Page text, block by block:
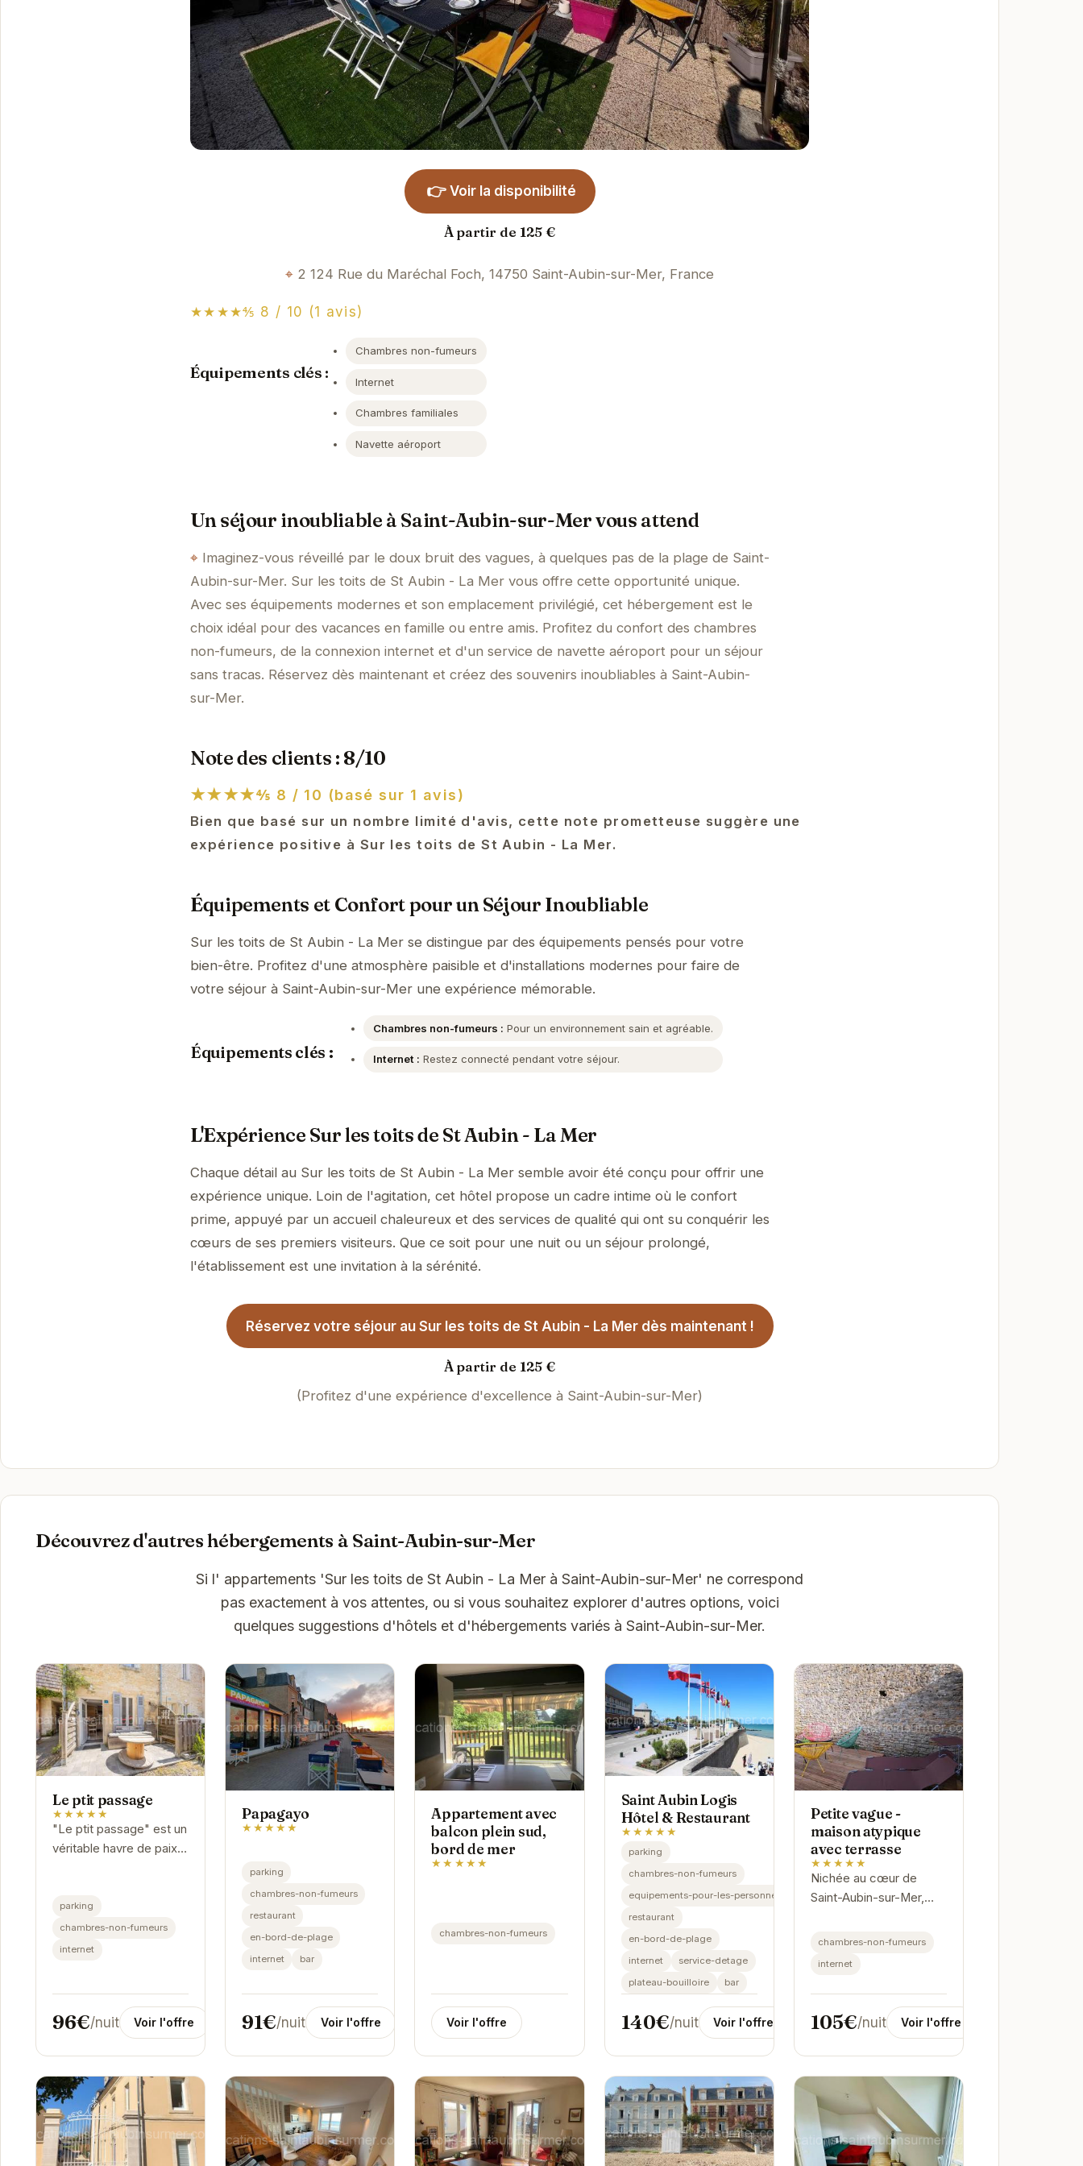
👉 Voir la disponibilité
À partir de 125 €
2 124 Rue du Maréchal Foch, 14750 Saint-Aubin-sur-Mer, France
★★★★⅘ 8 / 10 (1 avis)
Équipements clés :
Chambres non-fumeurs
Internet
Chambres familiales
Navette aéroport
Un séjour inoubliable à Saint-Aubin-sur-Mer vous attend
Imaginez-vous réveillé par le doux bruit des vagues, à quelques pas de la plage de Saint-
Aubin-sur-Mer. Sur les toits de St Aubin - La Mer vous offre cette opportunité unique.
Avec ses équipements modernes et son emplacement privilégié, cet hébergement est le
choix idéal pour des vacances en famille ou entre amis. Profitez du confort des chambres
non-fumeurs, de la connexion internet et d'un service de navette aéroport pour un séjour
sans tracas. Réservez dès maintenant et créez des souvenirs inoubliables à Saint-Aubin-
sur-Mer.
Note des clients : 8/10
★★★★⅘ 8 / 10 (basé sur 1 avis)
Bien que basé sur un nombre limité d'avis, cette note prometteuse suggère une
expérience positive à Sur les toits de St Aubin - La Mer.
Équipements et Confort pour un Séjour Inoubliable
Sur les toits de St Aubin - La Mer se distingue par des équipements pensés pour votre
bien-être. Profitez d'une atmosphère paisible et d'installations modernes pour faire de
votre séjour à Saint-Aubin-sur-Mer une expérience mémorable.
Équipements clés :
Chambres non-fumeurs : Pour un environnement sain et agréable.
Internet : Restez connecté pendant votre séjour.
L'Expérience Sur les toits de St Aubin - La Mer
Chaque détail au Sur les toits de St Aubin - La Mer semble avoir été conçu pour offrir une
expérience unique. Loin de l'agitation, cet hôtel propose un cadre intime où le confort
prime, appuyé par un accueil chaleureux et des services de qualité qui ont su conquérir les
cœurs de ses premiers visiteurs. Que ce soit pour une nuit ou un séjour prolongé,
l'établissement est une invitation à la sérénité.
Réservez votre séjour au Sur les toits de St Aubin - La Mer dès maintenant !
À partir de 125 €
(Profitez d'une expérience d'excellence à Saint-Aubin-sur-Mer)
Découvrez d'autres hébergements à Saint-Aubin-sur-Mer
Si l' appartements 'Sur les toits de St Aubin - La Mer à Saint-Aubin-sur-Mer' ne correspond
pas exactement à vos attentes, ou si vous souhaitez explorer d'autres options, voici
quelques suggestions d'hôtels et d'hébergements variés à Saint-Aubin-sur-Mer.
Le ptit passage
★★★★★
"Le ptit passage" est un
véritable havre de paix.
et bien équipées.
parking
chambres-non-fumeurs
internet
96€/nuit Voir l'offre
Papagayo
★★★★★
parking
chambres-non-fumeurs
restaurant
en-bord-de-plage
internet
bar
91€/nuit Voir l'offre
Appartement avec
balcon plein sud,
bord de mer
★★★★★
chambres-non-fumeurs
Voir l'offre
Saint Aubin Logis
Hôtel & Restaurant
★★★★★
parking
chambres-non-fumeurs
equipements-pour-les-personnes-handicapees
restaurant
en-bord-de-plage
internet
service-detage
plateau-bouilloire
bar
140€/nuit Voir l'offre
Petite vague -
maison atypique
avec terrasse
★★★★★
Nichée au cœur de
Saint-Aubin-sur-Mer,
cadre idéal pour des
permettra de profiter...
chambres-non-fumeurs
internet
105€/nuit Voir l'offre